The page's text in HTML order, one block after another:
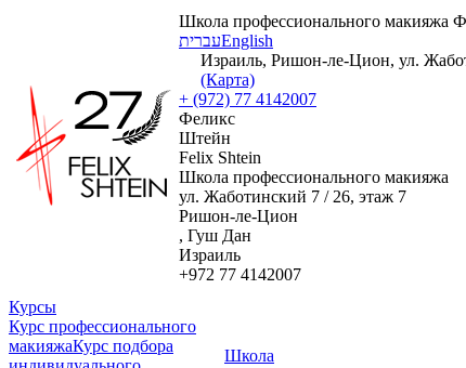
Школа профессионального макияжа
עבריתEnglish
Израиль, Ришон-ле-Цион, ул.
(Карта)
+ (972) 77 4142007
Феликс
Штейн
Felix Shtein
Школа профессионального макияжа
ул. Жаботинский 7 / 26, этаж 7
Ришон-ле-Цион
, Гуш Дан
Израиль
+972 77 4142007
Курсы
Курс профессионального
макияжаКурс подбора
Школа